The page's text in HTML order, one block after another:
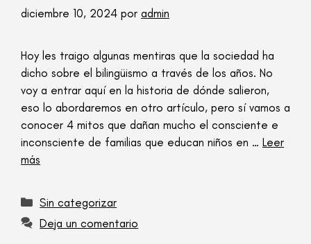
diciembre 10, 2024 por admin
Hoy les traigo algunas mentiras que la sociedad ha
dicho sobre el bilingüismo a través de los años. No
voy a entrar aquí en la historia de dónde salieron,
eso lo abordaremos en otro artículo, pero sí vamos a
conocer 4 mitos que dañan mucho el consciente e
inconsciente de familias que educan niños en … Leer
más
Sin categorizar
Deja un comentario